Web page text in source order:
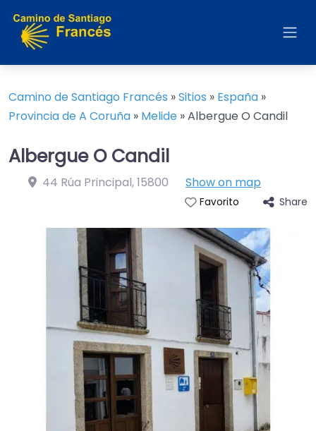
Camino de Santiago Francés »Sitios » España »
Provincia de A Coruña » Melide »Albergue O Candil
Albergue O Candil
44 Rúa Principal,15800 Show on map
Favorito Share